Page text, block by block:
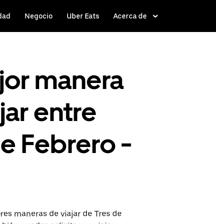
Negocio Uber Eats Acerca de
manera
entre
Febrero -
maneras de viajar de Tres de